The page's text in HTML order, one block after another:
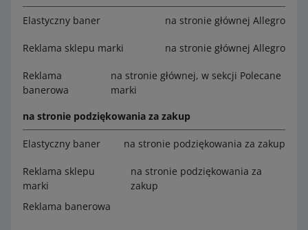
Elastyczny baner na stronie głównej Allegro
Reklama sklepu marki na stronie głównej Allegro
Reklama
banerowa
na stronie głównej, w sekcji Polecane
marki
na stronie podziękowania za zakup
Elastyczny baner na stronie podziękowania za zakup
Reklama sklepu
marki
na stronie podziękowania za
zakup
Reklama banerowa